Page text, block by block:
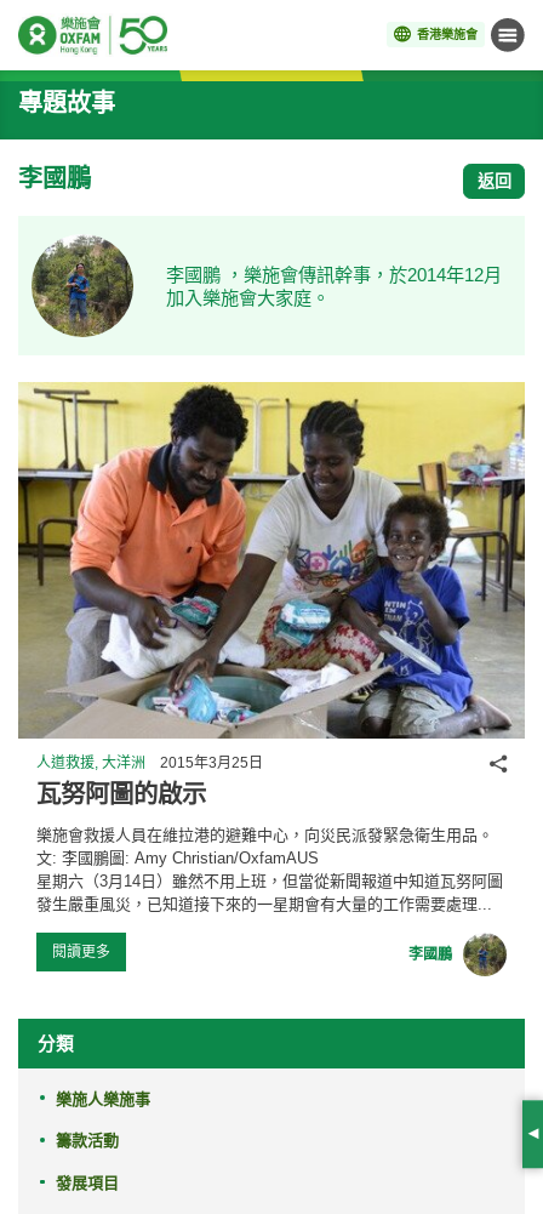
香港樂施會 目錄
開始主要內容
專題故事
李國鵬 返回
李國鵬 ，樂施會傳訊幹事，於2014年12月
加入樂施會大家庭。
人道救援, 大洋洲 2015年3月25日
瓦努阿圖的啟示
樂施會救援人員在維拉港的避難中心，向災民派發緊急衛生用品。
文: 李國鵬圖: Amy Christian/OxfamAUS
星期六（3月14日）雖然不用上班，但當從新聞報道中知道瓦努阿圖
發生嚴重風災，已知道接下來的一星期會有大量的工作需要處理...
閱讀更多 李國鵬
分享
分類
樂施人樂施事
籌款活動
發展項目